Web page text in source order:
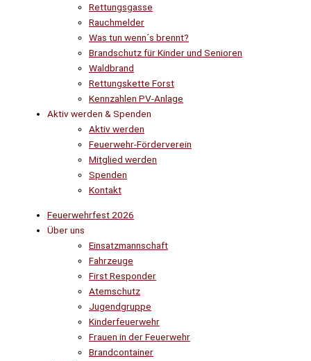
Rettungsgasse
Rauchmelder
Was tun wenn´s brennt?
Brandschutz für Kinder und Senioren
Waldbrand
Rettungskette Forst
Kennzahlen PV-Anlage
Aktiv werden & Spenden
Aktiv werden
Feuerwehr-Förderverein
Mitglied werden
Spenden
Kontakt
Feuerwehrfest 2026
Über uns
Einsatzmannschaft
Fahrzeuge
First Responder
Atemschutz
Jugendgruppe
Kinderfeuerwehr
Frauen in der Feuerwehr
Brandcontainer